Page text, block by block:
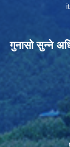
गुनासो सुन्ने